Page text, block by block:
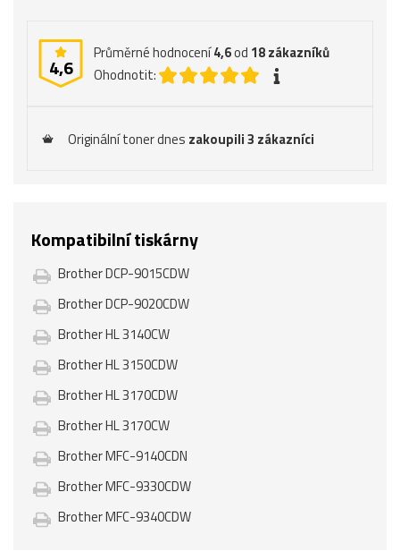
4,6
Průměrné hodnocení4,6od 18zákazníků
Ohodnotit:
Originální toner dnes zakoupili 3 zákazníci
Kompatibilní tiskárny
Brother DCP-9015CDW
Brother DCP-9020CDW
Brother HL 3140CW
Brother HL 3150CDW
Brother HL 3170CDW
Brother HL 3170CW
Brother MFC-9140CDN
Brother MFC-9330CDW
Brother MFC-9340CDW